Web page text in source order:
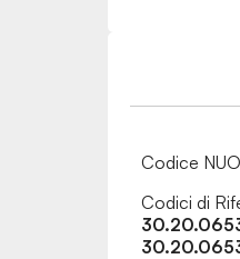
Codice
Codici di